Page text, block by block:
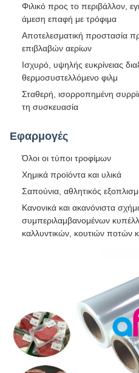
Φιλικό προς το περιβάλλον,
άμεση επαφή με τρόφιμα
Αποτελεσματική προστασία
επιβλαβών αερίων
Ισχυρό, υψηλής ευκρίνειας
θερμοσυστελλόμενο φιλμ
Σταθερή, ισορροπημένη
τη συσκευασία
Εφαρμογές
Όλοι οι τύποι τροφίμων
Χημικά προϊόντα και υλικά
Σαπούνια, αθλητικός
Κανονικά και ακανόνιστα
συμπεριλαμβανομένων
καλλυντικών, κουτιών ποτών